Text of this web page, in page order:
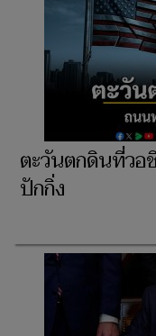
ตะวันตกดินที่วอ
ปักกิ่ง